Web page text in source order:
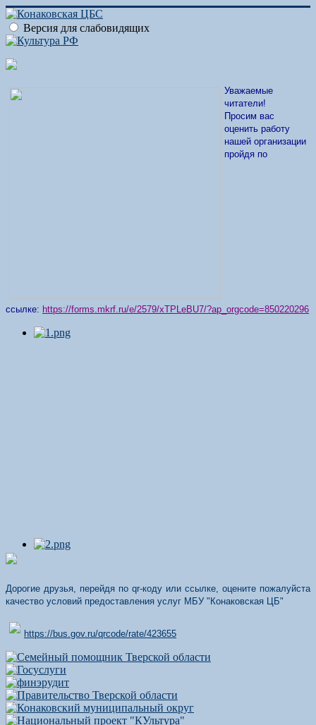
Версия для слабовидящих
Уважаемые
читатели!
Просим вас
оценить работу
нашей организации
пройдя по
ссылке: https://forms.mkrf.ru/e/2579/xTPLeBU7/?ap_orgcode=850220296
Дорогие друзья, перейдя по qr-коду или ссылке, оцените пожалуйста
качество условий предоставления услуг МБУ "Конаковская ЦБ"
https://bus.gov.ru/qrcode/rate/423655